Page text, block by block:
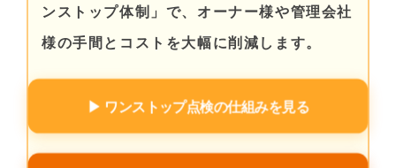
ンストップ体制」で、オーナー様や管理会社
様の手間とコストを大幅に削減します。
▶ ワンストップ点検の仕組みを見る